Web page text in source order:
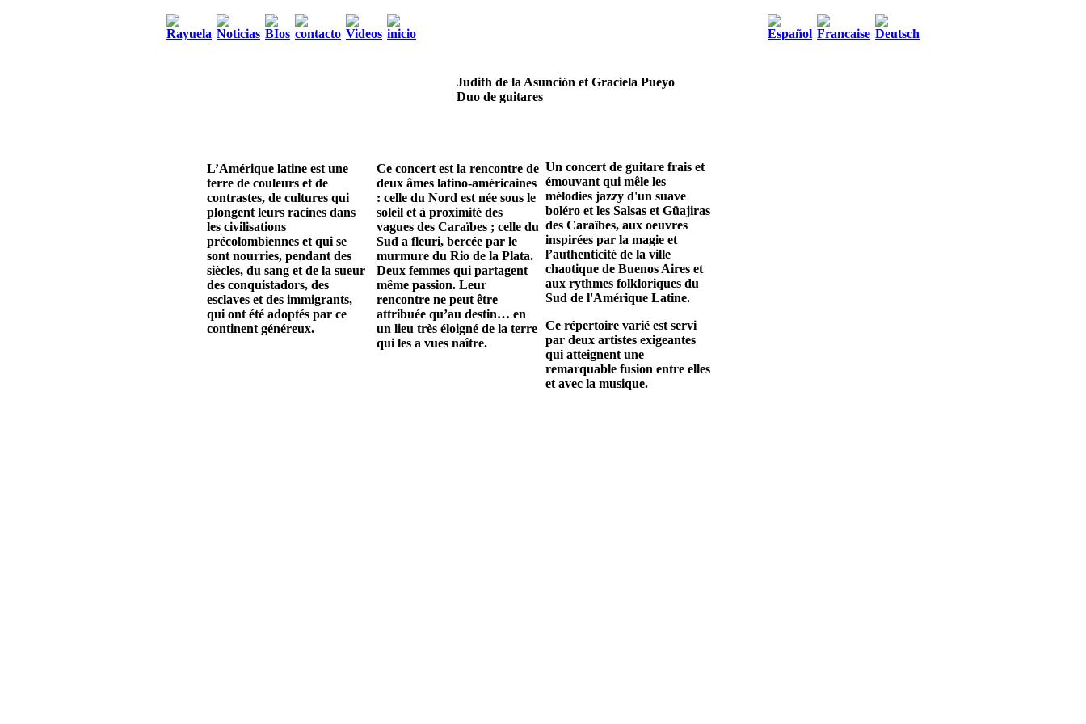
Judith de la Asunción et Graciela Pueyo
Duo de guitares
L’Amérique latine est une
terre de couleurs et de
contrastes, de cultures qui
plongent leurs racines dans
les civilisations
précolombiennes et qui se
sont nourries, pendant des
siècles, du sang et de la sueur
des conquistadors, des
esclaves et des immigrants,
qui ont été adoptés par ce
continent généreux.
Ce concert est la rencontre de
deux âmes latino-américaines
: celle du Nord est née sous le
soleil et à proximité des
vagues des Caraïbes ; celle du
Sud a fleuri, bercée par le
murmure du Rio de la Plata.
Deux femmes qui partagent
même passion. Leur
rencontre ne peut être
attribuée qu’au destin… en
un lieu très éloigné de la terre
qui les a vues naître.
Un concert de guitare frais et
émouvant qui mêle les
mélodies jazzy d'un suave
boléro et les Salsas et Güajiras
des Caraïbes, aux oeuvres
inspirées par la magie et
l’authenticité de la ville
chaotique de Buenos Aires et
aux rythmes folkloriques du
Sud de l'Amérique Latine.
Ce répertoire varié est servi
par deux artistes exigeantes
qui atteignent une
remarquable fusion entre elles
et avec la musique.